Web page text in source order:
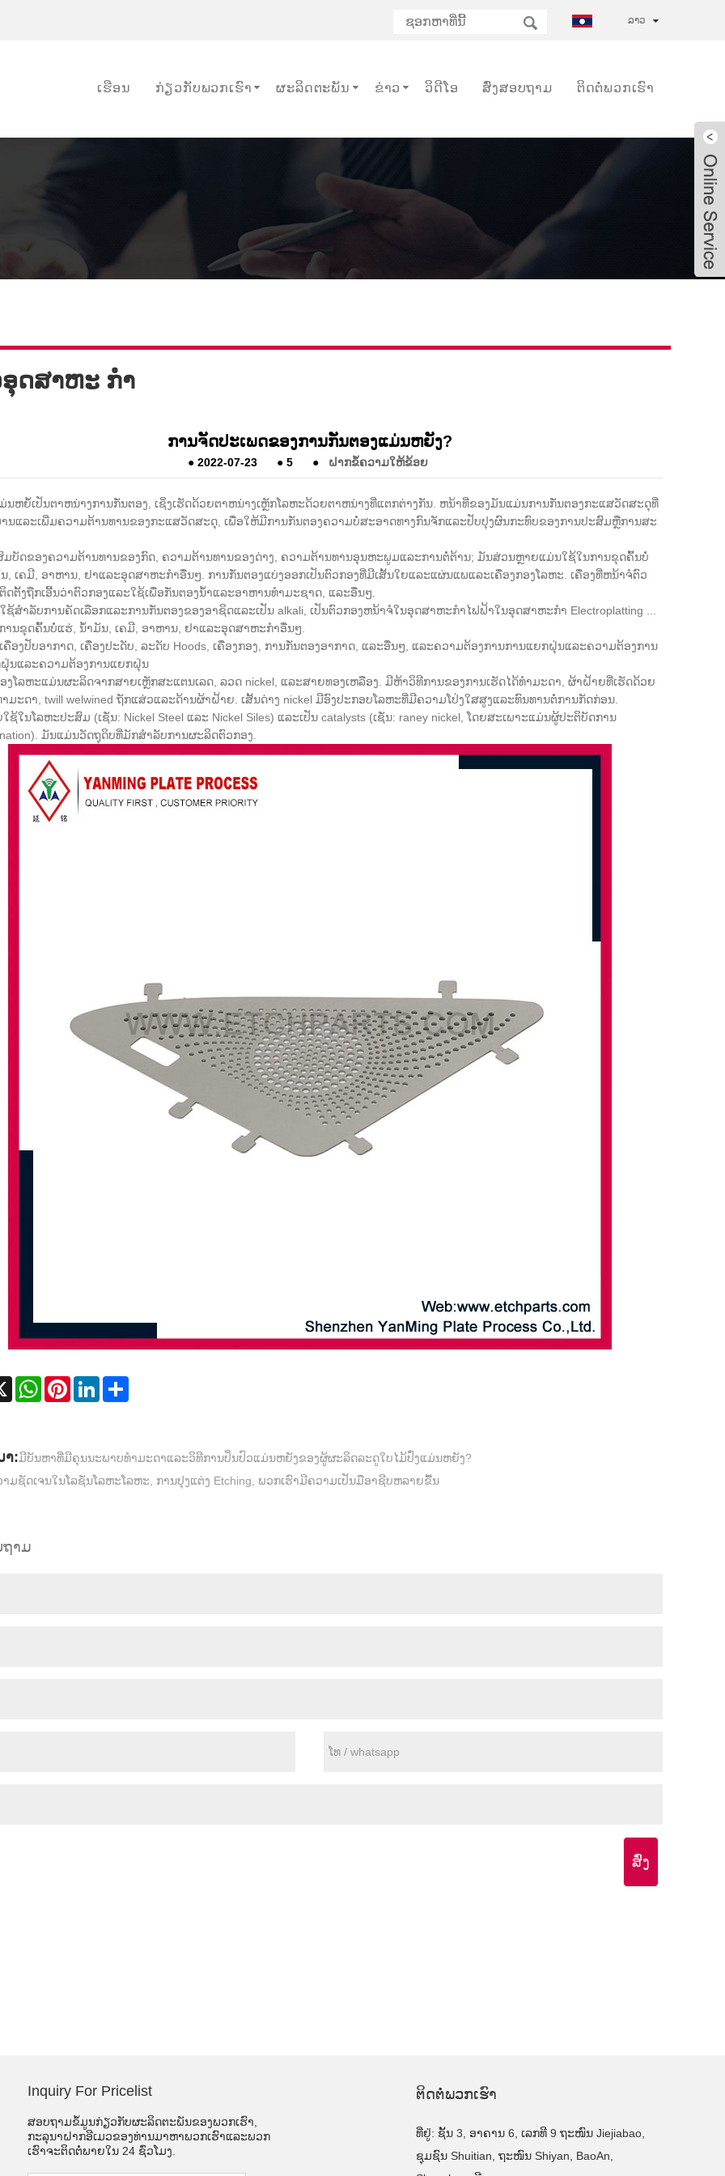
ລາວ
ເຮືອນ ກ່ຽວ​ກັບ​ພວກ​ເຮົາ ຜະລິດຕະພັນ ຂ່າວ ວິດີໂອ ສົ່ງສອບຖາມ ຕິດຕໍ່ພວກເຮົາ
ດສາຫະ ກຳ
ການຈັດປະເພດຂອງການກັ່ນຕອງແມ່ນຫຍັງ?
● 2022-07-23 ● 5 ● ຝາກຂໍ້ຄວາມໃຫ້ຂ້ອຍ
ນຫຍໍ້ເປັນຕາຫນ່າງການກັ່ນຕອງ, ເຊິ່ງເຮັດດ້ວຍຕາຫນ່າງເຫຼັກໂລຫະດ້ວຍຕາຫນ່າງທີ່ແຕກຕ່າງກັນ. ຫນ້າທີ່ຂອງມັນແມ່ນການກັ່ນຕອງກະແສວັດສະດຸທີ່
ນແລະເພີ່ມຄວາມຕ້ານທານຂອງກະແສວັດສະດຸ, ເພື່ອໃຫ້ມີການກັ່ນຕອງຄວາມບໍ່ສະອາດທາງກົນຈັກແລະປັບປຸງຜົນກະທົບຂອງການປະສົມຫຼືການສະ
ບັດຂອງຄວາມຕ້ານທານຂອງກົດ, ຄວາມຕ້ານທານຂອງດ່າງ, ຄວາມຕ້ານທານອຸນຫະພູມແລະການຕໍ່ຕ້ານ; ມັນສ່ວນຫຼາຍແມ່ນໃຊ້ໃນການຂຸດຄົ້ນບໍ່
, ເຄມີ, ອາຫານ, ຢາແລະອຸດສາຫະກໍາອື່ນໆ. ການກັ່ນຕອງແບ່ງອອກເປັນຕົວກອງທີ່ມີເສັ້ນໃຍແລະແຜ່ນແພແລະເຄື່ອງກອງໂລຫະ. ເຄື່ອງທີ່ຫນ້າຈໍຕົວ
ດຕັ້ງຖືກເອີ້ນວ່າຕົວກອງແລະໃຊ້ເພື່ອກັ່ນຕອງນ້ໍາແລະອາຫານທໍາມະຊາດ, ແລະອື່ນໆ.
ຊ້ສໍາລັບການຄັດເລືອກແລະການກັ່ນຕອງຂອງອາຊິດແລະເປັນ alkali, ເປັນຕົວກອງຫນ້າຈໍໃນອຸດສາຫະກໍາໄຟຟ້າໃນອຸດສາຫະກໍາ Electroplatting ...
ານຂຸດຄົ້ນບໍ່ແຮ່, ນ້ໍາມັນ, ເຄມີ, ອາຫານ, ຢາແລະອຸດສາຫະກໍາອື່ນໆ.
ຄື່ອງປັບອາກາດ, ເຄື່ອງປະດັບ, ລະດັບ Hoods, ເຄື່ອງກອງ, ການກັ່ນຕອງອາກາດ, ແລະອື່ນໆ, ແລະຄວາມຕ້ອງການການແຍກຝຸ່ນແລະຄວາມຕ້ອງການ
ນແລະຄວາມຕ້ອງການແຍກຝຸ່ນ
ງໂລຫະແມ່ນຜະລິດຈາກສາຍເຫຼັກສະແຕນເລດ, ລວດ nickel, ແລະສາຍທອງເຫລືອງ. ມີຫ້າວິທີການຂອງການເຮັດໄດ້ທໍາມະດາ, ຜ້າຝ້າຍທີ່ເຮັດດ້ວຍ
ມະດາ, twill welwined ຖັກແສ່ວແລະດ້ານຜ້າຝ້າຍ. ເສັ້ນດ່າງ nickel ມີອົງປະກອບໂລຫະທີ່ມີຄວາມໂປ່ງໃສສູງແລະທົນທານຕໍ່ການກັດກ່ອນ.
ຊ້ໃນໂລຫະປະສົມ (ເຊັ່ນ: Nickel Steel ແລະ Nickel Siles) ແລະເປັນ catalysts (ເຊັ່ນ: raney nickel, ໂດຍສະເພາະແມ່ນຜູ້ປະຕິບັດການ
ມັນແມ່ນວັດຖຸດິບທີ່ມັກສໍາລັບການຜະລິດຕົວກອງ.
X WhatsAppPinterestLinkedInShare
າ:ມີບັນຫາທີ່ມີຄຸນນະພາບທໍາມະດາແລະວິທີການປິ່ນປົວແມ່ນຫຍັງຂອງຜູ້ຜະລິດລະດູໃບໄມ້ປົ່ງແມ່ນຫຍັງ?
ມຊັດເຈນໃນໂລຊັ່ນໂລຫະໂລຫະ, ການປຸງແຕ່ງ Etching, ພວກເຮົາມີຄວາມເປັນມືອາຊີບຫລາຍຂື້ນ
າມ
ສົ່ງ
Inquiry For Pricelist
ສອບຖາມຂໍ້ມູນກ່ຽວກັບຜະລິດຕະພັນຂອງພວກເຮົາ,
ກະລຸນາຝາກອີເມວຂອງທ່ານມາຫາພວກເຮົາແລະພວກ
ເຮົາຈະຕິດຕໍ່ພາຍໃນ 24 ຊົ່ວໂມງ.
ຕິດ​ຕໍ່​ພວກ​ເຮົາ
ທີ່ຢູ່: ຊັ້ນ 3, ອາຄານ 6, ເລກທີ 9 ຖະໜົນ Jiejiabao,
ຊຸມຊົນ Shuitian, ຖະໜົນ Shiyan, BaoAn,